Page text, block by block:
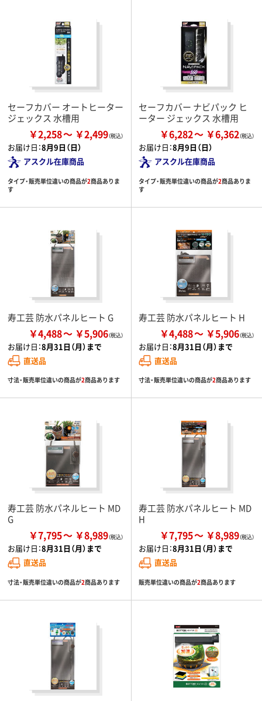
セーフカバー オートヒーター
ジェックス 水槽用
￥2,258 ￥2,499
お届け日：8月9日（日）
アスクル在庫商品
タイプ・販売単位違いの商品が2商品ありま
す
セーフカバー ナビパック ヒ
ーター ジェックス 水槽用
￥6,282 ￥6,362
お届け日：8月9日（日）
アスクル在庫商品
タイプ・販売単位違いの商品が2商品ありま
す
寿工芸 防水パネルヒート G
￥4,488 ￥5,906
お届け日：8月31日（月）まで
直送品
寸法・販売単位違いの商品が2商品あります
寿工芸 防水パネルヒート H
￥4,488 ￥5,906
お届け日：8月31日（月）まで
直送品
寸法・販売単位違いの商品が2商品あります
寿工芸 防水パネルヒート MD
G
￥7,795 ￥8,989
お届け日：8月31日（月）まで
直送品
寸法・販売単位違いの商品が2商品あります
寿工芸 防水パネルヒート MD
H
￥7,795 ￥8,989
お届け日：8月31日（月）まで
直送品
販売単位違いの商品が2商品あります